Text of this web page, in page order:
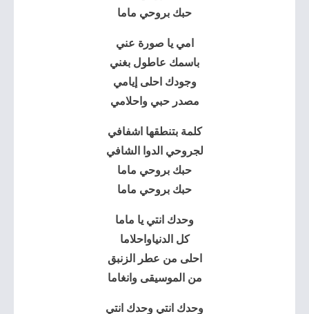
حبك بروحي ماما
امي يا صورة عني
باسمك عاطول بغني
وجودك احلى إيامي
مصدر حبي واحلامي
كلمة بتنطقها اشفافي
لجروحي الدوا الشافي
حبك بروحي ماما
حبك بروحي ماما
وحدك انتي يا ماما
كل الدنياواحلاما
احلى من عطر الزنبق
من الموسيقى وانغاما
وحدك انتي وحدك انتي